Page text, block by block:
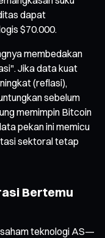
dapat
$70.000.
membedakan
Jika data kuat
(reflasi),
sebelum
memimpin Bitcoin
pekan ini memicu
sektoral tetap
Bertemu
saham teknologi AS—